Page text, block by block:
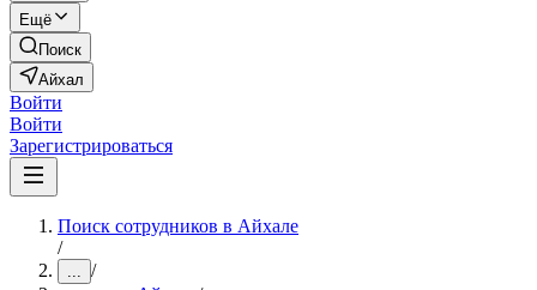
Ещё
Поиск
Айхал
Войти
Войти
Зарегистрироваться
Поиск сотрудников в Айхале
/
... /